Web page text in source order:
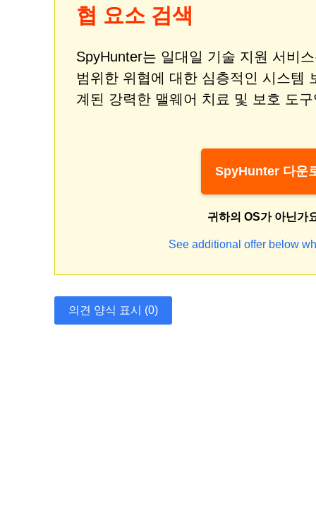
협 요소 검색
SpyHunter는 일대일 기술 지원 서비
범위한 위협에 대한 심층적인 시스템
계된 강력한 맬웨어 치료 및 보호 도
SpyHunter 다운
귀하의 OS가 아닌가
See additional offer below
의견 양식 표시 (0)